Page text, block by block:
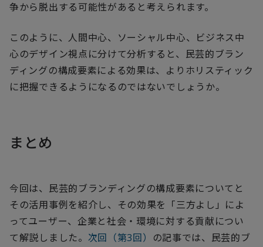
争から脱出する可能性があると考えられます。
このように、人間中心、ソーシャル中心、ビジネス中
心のデザイン視点に分けて分析すると、民芸的ブラン
ディングの構成要素による効果は、よりホリスティック
に把握できるようになるのではないでしょうか。
まとめ
今回は、民芸的ブランディングの構成要素についてと
その活用事例を紹介し、その効果を「三方よし」によ
ってユーザー、企業と社会・環境に対する貢献につい
て解説しました。 次回（第3回）
の記事では、民芸的ブ